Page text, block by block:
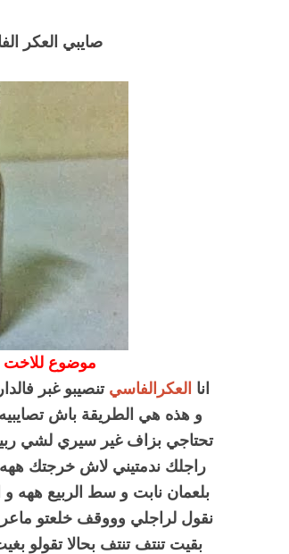
صايبي العكر
موضوع للاخت :
انا العكرالفاسي تنصيبو غبر
و هذه هي الطريقة باش
تحتاجي بزاف غير سيري لشي
راجلك ندمتيني لاش خرجتك ههه
بلعمان نابت و سط الربيع ههه و
نقول لراجلي وووقف خلعتو
بقيت تنتف تنتف بحالا تقولو